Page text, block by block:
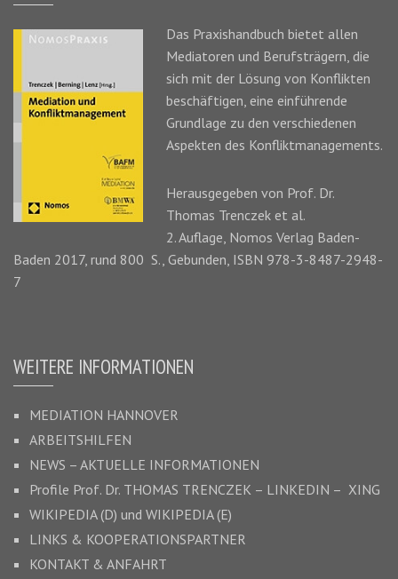
Das Praxishandbuch bietet allen
Mediatoren und Berufsträgern, die
sich mit der Lösung von Konflikten
beschäftigen, eine einführende
Grundlage zu den verschiedenen
Aspekten des Konfliktmanagements.
Herausgegeben von Prof. Dr.
Thomas Trenczek et al.
2. Auflage, Nomos Verlag Baden-
Baden 2017, rund 800 S., Gebunden, ISBN 978-3-8487-2948-
7
WEITERE INFORMATIONEN
MEDIATION HANNOVER
ARBEITSHILFEN
NEWS – AKTUELLE INFORMATIONEN
Profile Prof. Dr. THOMAS TRENCZEK – LINKEDIN – XING
WIKIPEDIA (D) und WIKIPEDIA (E)
LINKS & KOOPERATIONSPARTNER
KONTAKT & ANFAHRT